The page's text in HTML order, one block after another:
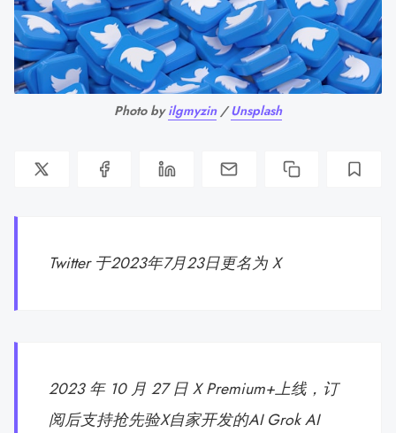
Photo by ilgmyzin / Unsplash
Twitter 于2023年7月23日更名为 X
2023 年 10 月 27 日 X Premium+上线，订
阅后支持抢先验X自家开发的AI Grok AI